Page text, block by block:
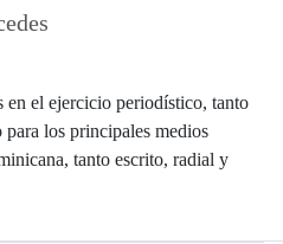
en el ejercicio periodístico, tanto
los principales medios
tanto escrito, radial y